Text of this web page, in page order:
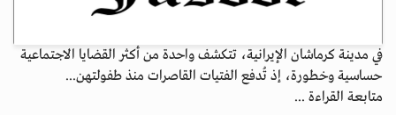
في مدينة كرماشان الإيرانية، تتكشف واحدة من أكثر القضايا الاجتماعية
حساسية وخطورة، إذ تُدفع الفتيات القاصرات منذ طفولتهن...
متابعة القراءة ...